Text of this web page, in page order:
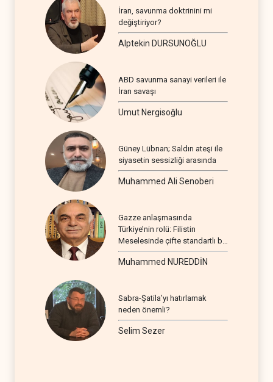
İran, savunma doktrinini mi
değiştiriyor?
Alptekin DURSUNOĞLU
ABD savunma sanayi verileri ile
İran savaşı
Umut Nergisoğlu
Güney Lübnan; Saldırı ateşi ile
siyasetin sessizliği arasında
Muhammed Ali Senoberi
Gazze anlaşmasında
Türkiye’nin rolü: Filistin
Meselesinde çifte standartlı bir
seyir
Muhammed NUREDDİN
Sabra-Şatila’yı hatırlamak
neden önemli?
Selim Sezer